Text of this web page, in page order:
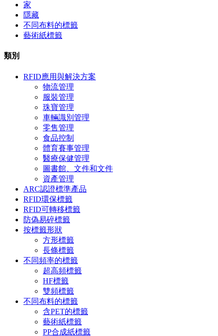
家
隱藏
不同布料的標籤
藝術紙標籤
類別
RFID應用與解決方案
物流管理
服裝管理
珠寶管理
車輛識別管理
零售管理
食品控制
體育賽事管理
醫療保健管理
圖書館、文件和文件
資產管理
ARC認證標準產品
RFID環保標籤
RFID可轉移標籤
防偽易碎標籤
按標籤形狀
方形標籤
長條標籤
不同頻率的標籤
超高頻標籤
HF標籤
雙頻標籤
不同布料的標籤
含PET的標籤
藝術紙標籤
PP合成紙標籤